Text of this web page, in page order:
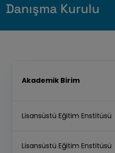
Danışma Kurulu
Akademik Birim
Lisansüstü Eğitim Enstitüsü
Lisansüstü Eğitim Enstitüsü